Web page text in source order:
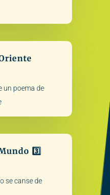
un poema de
3️⃣
se canse de